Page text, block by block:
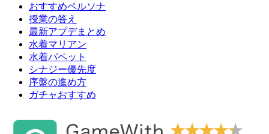
おすすめペルソナ
授業の答え
最新アプデまとめ
水着マリアン
水着パペット
シナジー優先度
序盤の進め方
ガチャおすすめ